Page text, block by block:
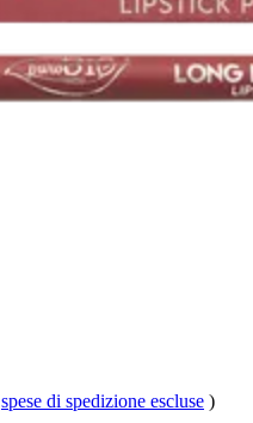
spese di spedizione escluse )